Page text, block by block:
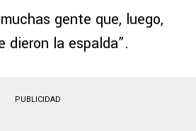
en algún momento, fue
y democracia para el
dieron la espalda”.